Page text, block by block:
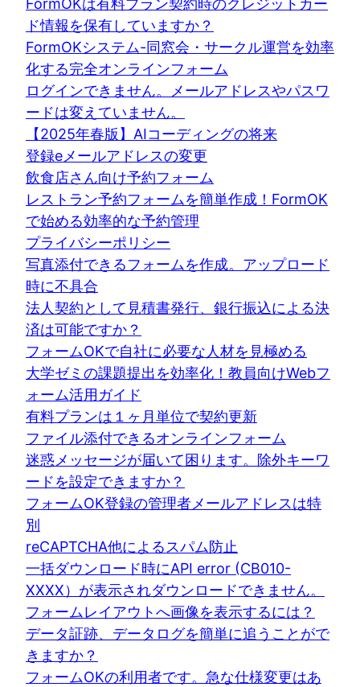
FormOKは有料プラン契約時のクレジットカー
ド情報を保有していますか？
FormOKシステム-同窓会・サークル運営を効率
化する完全オンラインフォーム
ログインできません。メールアドレスやパスワ
ードは変えていません。
【2025年春版】AIコーディングの将来
登録eメールアドレスの変更
飲食店さん向け予約フォーム
レストラン予約フォームを簡単作成！FormOK
で始める効率的な予約管理
プライバシーポリシー
写真添付できるフォームを作成。アップロード
時に不具合
法人契約として見積書発行、銀行振込による決
済は可能ですか？
フォームOKで自社に必要な人材を見極める
大学ゼミの課題提出を効率化！教員向けWebフ
ォーム活用ガイド
有料プランは１ヶ月単位で契約更新
ファイル添付できるオンラインフォーム
迷惑メッセージが届いて困ります。除外キーワ
ードを設定できますか？
フォームOK登録の管理者メールアドレスは特
別
reCAPTCHA他によるスパム防止
一括ダウンロード時にAPI error (CB010-
XXXX）が表示されダウンロードできません。
フォームレイアウトへ画像を表示するには？
データ証跡、データログを簡単に追うことがで
きますか？
フォームOKの利用者です。急な仕様変更はあ